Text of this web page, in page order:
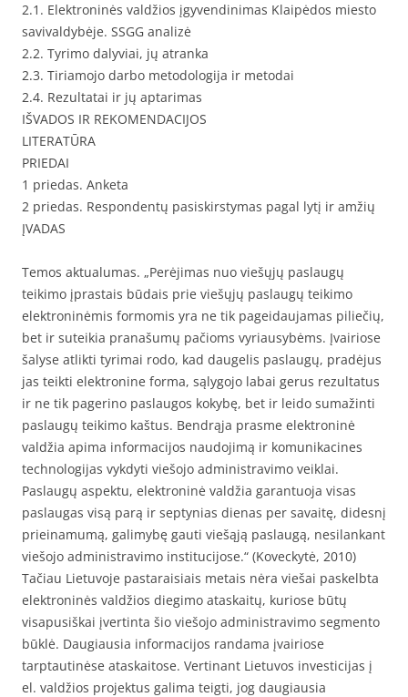
2.1. Elektroninės valdžios įgyvendinimas Klaipėdos miesto
savivaldybėje. SSGG analizė
2.2. Tyrimo dalyviai, jų atranka
2.3. Tiriamojo darbo metodologija ir metodai
2.4. Rezultatai ir jų aptarimas
IŠVADOS IR REKOMENDACIJOS
LITERATŪRA
PRIEDAI
1 priedas. Anketa
2 priedas. Respondentų pasiskirstymas pagal lytį ir amžių
ĮVADAS
Temos aktualumas. „Perėjimas nuo viešųjų paslaugų
teikimo įprastais būdais prie viešųjų paslaugų teikimo
elektroninėmis formomis yra ne tik pageidaujamas piliečių,
bet ir suteikia pranašumų pačioms vyriausybėms. Įvairiose
šalyse atlikti tyrimai rodo, kad daugelis paslaugų, pradėjus
jas teikti elektronine forma, sąlygojo labai gerus rezultatus
ir ne tik pagerino paslaugos kokybę, bet ir leido sumažinti
paslaugų teikimo kaštus. Bendrąja prasme elektroninė
valdžia apima informacijos naudojimą ir komunikacines
technologijas vykdyti viešojo administravimo veiklai.
Paslaugų aspektu, elektroninė valdžia garantuoja visas
paslaugas visą parą ir septynias dienas per savaitę, didesnį
prieinamumą, galimybę gauti viešąją paslaugą, nesilankant
viešojo administravimo institucijose.“ (Koveckytė, 2010)
Tačiau Lietuvoje pastaraisiais metais nėra viešai paskelbta
elektroninės valdžios diegimo ataskaitų, kuriose būtų
visapusiškai įvertinta šio viešojo administravimo segmento
būklė. Daugiausia informacijos randama įvairiose
tarptautinėse ataskaitose. Vertinant Lietuvos investicijas į
el. valdžios projektus galima teigti, jog daugiausia